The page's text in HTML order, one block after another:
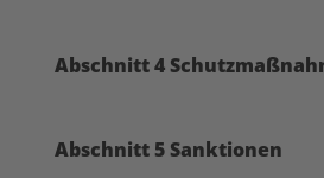
Abschnitt 4
Abschnitt 5 Sanktionen